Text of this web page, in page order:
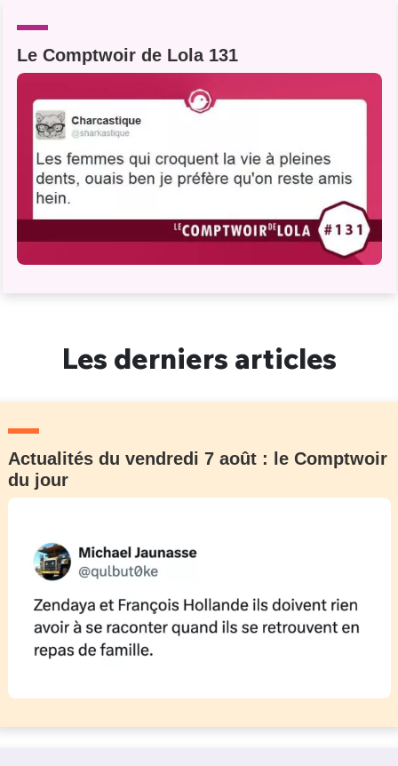
Le Comptwoir de Lola 131
Les derniers articles
Actualités du vendredi 7 août : le Comptwoir
du jour
Un Thread
C'EST PARTI